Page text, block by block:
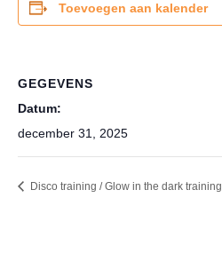
Toevoegen aan kalender
GEGEVENS
Datum:
december 31, 2025
Disco training / Glow in the dark training